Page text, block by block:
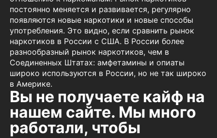
постоянно меняется и развивается, регулярно
появляются новые наркотики и новые способы
употребления. Это видно, если сравнить рынок
наркотиков в России с США. В России более
разнообразный рынок наркотиков, чем в
Соединенных Штатах: амфетамины и опиаты
широко используются в России, но не так широко
в Америке.
Вы не получаете кайф на
нашем сайте. Мы много
работали, чтобы